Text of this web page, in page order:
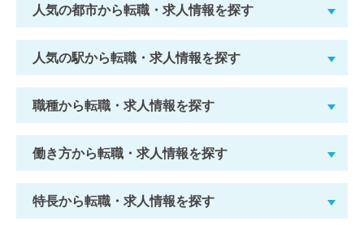
人気の都市から転職・求人情報を探す
人気の駅から転職・求人情報を探す
職種から転職・求人情報を探す
働き方から転職・求人情報を探す
特長から転職・求人情報を探す